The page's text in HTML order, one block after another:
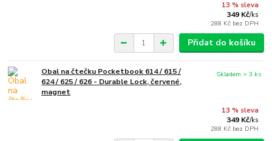
13 % sleva
349 Kč/ks
288 Kč bez DPH
Přidat do košíku
Obal na čtečku Pocketbook 614 / 615 /
624 / 625 / 626 - Durable Lock, červené,
magnet
13 % sleva
349 Kč/ks
288 Kč bez DPH
Skladem > 3 ks